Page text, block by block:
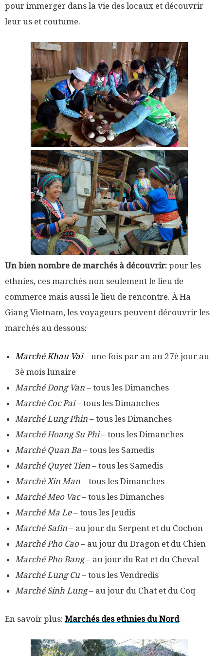
pour immerger dans la vie des locaux et découvrir
leur us et coutume.
Un bien nombre de marchés à découvrir: pour les
ethnies, ces marchés non seulement le lieu de
commerce mais aussi le lieu de rencontre. À Ha
Giang Vietnam, les voyageurs peuvent découvrir les
marchés au dessous:
Marché Khau Vai– une fois par an au 27è jour au
3è mois lunaire
Marché Dong Van – tous les Dimanches
Marché Coc Pai– tous les Dimanches
Marché Lung Phin – tous les Dimanches
Marché Hoang Su Phi– tous les Dimanches
Marché Quan Ba – tous les Samedis
Marché Quyet Tien – tous les Samedis
Marché Xin Man – tous les Dimanches
Marché Meo Vac– tous les Dimanches
Marché Ma Le– tous les Jeudis
Marché Safin – au jour du Serpent et du Cochon
Marché Pho Cao– au jour du Dragon et du Chien
Marché Pho Bang– au jour du Rat et du Cheval
Marché Lung Cu – tous les Vendredis
Marché Sinh Lung– au jour du Chat et du Coq
En savoir plus: Marchés des ethnies du Nord